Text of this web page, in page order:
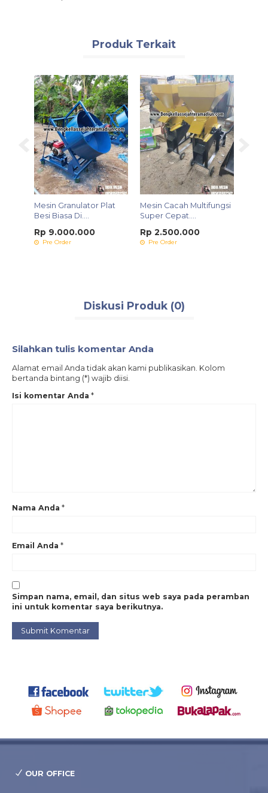
Produk Terkait
Mesin Granulator Plat
Besi Biasa Di....
Rp 9.000.000
Pre Order
Mesin Cacah Multifungsi
Super Cepat....
Rp 2.500.000
Pre Order
Diskusi Produk (0)
Silahkan tulis komentar Anda
Alamat email Anda tidak akan kami publikasikan. Kolom
bertanda bintang (*) wajib diisi.
Isi komentar Anda *
Nama Anda *
Email Anda *
Simpan nama, email, dan situs web saya pada peramban
ini untuk komentar saya berikutnya.
OUR OFFICE